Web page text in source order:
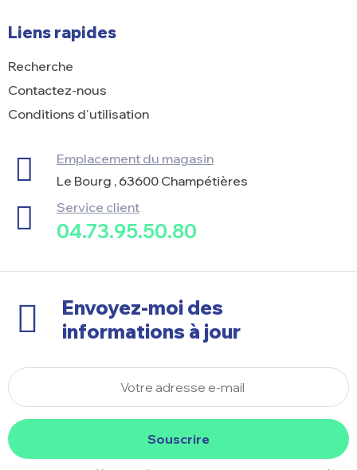
Liens rapides
Recherche
Contactez-nous
Conditions d'utilisation
Emplacement du magasin
Le Bourg , 63600 Champétières
Service client
04.73.95.50.80
Envoyez-moi des
informations à jour
Souscrire